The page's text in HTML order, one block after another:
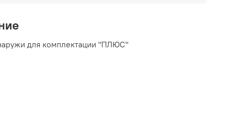
для комплектации "ПЛЮС"